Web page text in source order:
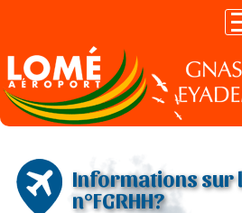
Informations sur
n°FGRHH?